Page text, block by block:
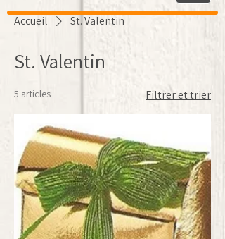
Accueil St. Valentin
St. Valentin
5 articles Filtrer et trier